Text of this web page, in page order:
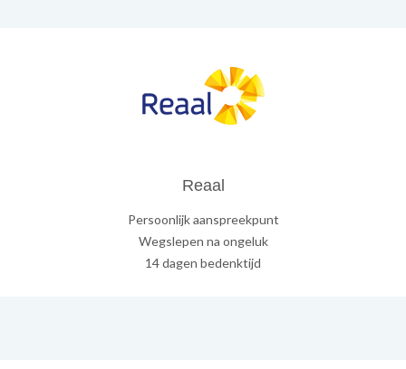
Reaal
Persoonlijk aanspreekpunt
Wegslepen na ongeluk
14 dagen bedenktijd